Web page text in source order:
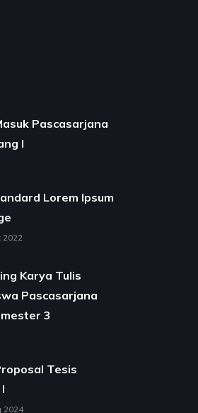
Pascasarjana
I
Lorem Ipsum
2022
Karya Tulis
Pascasarjana
3
Tesis
2024